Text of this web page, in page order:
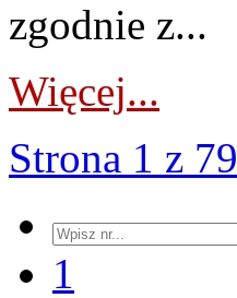
zgodnie z...
Więcej...
Strona 1 z 79
1